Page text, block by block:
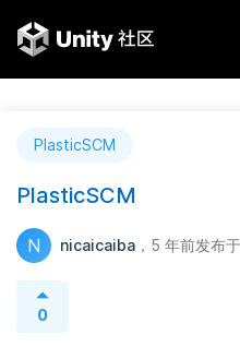
PlasticSCM
PlasticSCM
N nicaicaiba ，5 年前发布于
0